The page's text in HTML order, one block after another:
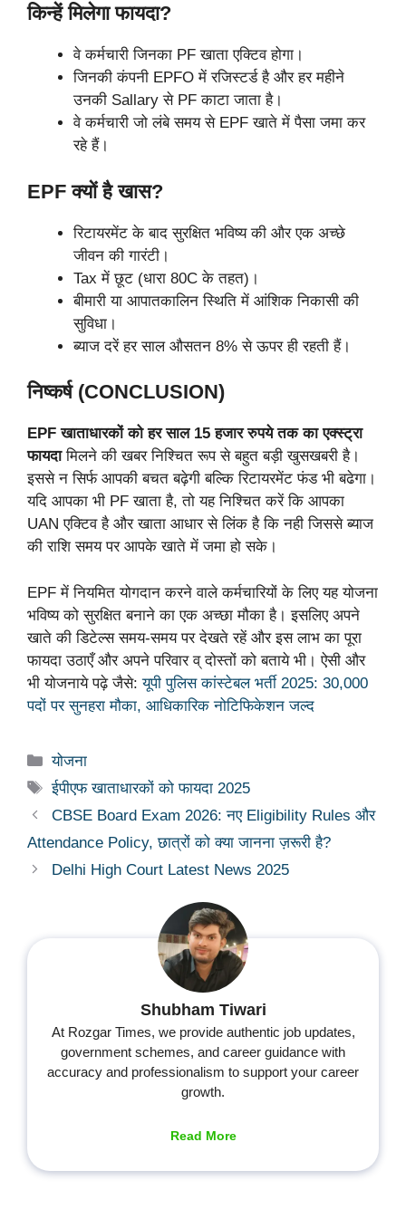
किन्हें मिलेगा फायदा?
वे कर्मचारी जिनका PF खाता एक्टिव होगा।
जिनकी कंपनी EPFO में रजिस्टर्ड है और हर महीने
उनकी Sallary से PF काटा जाता है।
वे कर्मचारी जो लंबे समय से EPF खाते में पैसा जमा कर
रहे हैं।
EPF क्यों है खास?
रिटायरमेंट के बाद सुरक्षित भविष्य की और एक अच्छे
जीवन की गारंटी।
Tax में छूट (धारा 80C के तहत)।
बीमारी या आपातकालिन स्थिति में आंशिक निकासी की
सुविधा।
ब्याज दरें हर साल औसतन 8% से ऊपर ही रहती हैं।
निष्कर्ष (CONCLUSION)
EPF खाताधारकों को हर साल 15 हजार रुपये तक का एक्स्ट्रा
फायदामिलने की खबर निश्चित रूप से बहुत बड़ी खुसखबरी है।
इससे न सिर्फ आपकी बचत बढ़ेगी बल्कि रिटायरमेंट फंड भी बढेगा।
यदि आपका भी PF खाता है, तो यह निश्चित करें कि आपका
UAN एक्टिव है और खाता आधार से लिंक है कि नही जिससे ब्याज
की राशि समय पर आपके खाते में जमा हो सके।
EPF में नियमित योगदान करने वाले कर्मचारियों के लिए यह योजना
भविष्य को सुरक्षित बनाने का एक अच्छा मौका है। इसलिए अपने
खाते की डिटेल्स समय-समय पर देखते रहें और इस लाभ का पूरा
फायदा उठाएँ और अपने परिवार व् दोस्तों को बताये भी। ऐसी और
भी योजनाये पढ़े जैसे:यूपी पुलिस कांस्टेबल भर्ती 2025: 30,000
पदों पर सुनहरा मौका, आधिकारिक नोटिफिकेशन जल्द
Categories
योजना
Tags
ईपीएफ खाताधारकों को फायदा 2025
CBSE Board Exam 2026: नए Eligibility Rules और
Attendance Policy, छात्रों को क्या जानना ज़रूरी है?
Delhi High Court Latest News 2025
Shubham Tiwari
At Rozgar Times, we provide authentic job updates,
government schemes, and career guidance with
accuracy and professionalism to support your career
growth.
Read More